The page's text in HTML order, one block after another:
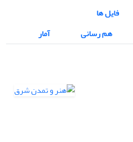
فایل ها
هم رسانی
آمار